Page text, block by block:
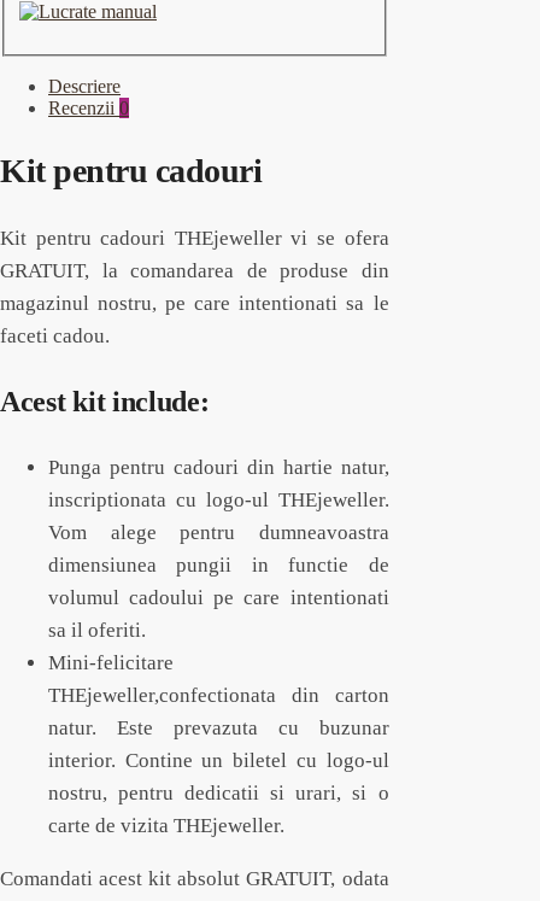
Descriere
Recenzii 0
Kit pentru cadouri
Kit pentru cadouri THEjeweller vi se ofera
GRATUIT, la comandarea de produse din
magazinul nostru, pe care intentionati sa le
faceti cadou.
Acest kit include:
Punga pentru cadouri din hartie natur,
inscriptionata cu logo-ul THEjeweller.
Vom alege pentru dumneavoastra
dimensiunea pungii in functie de
volumul cadoului pe care intentionati
sa il oferiti.
Mini-felicitare
THEjeweller,confectionata din carton
natur. Este prevazuta cu buzunar
interior. Contine un biletel cu logo-ul
nostru, pentru dedicatii si urari, si o
carte de vizita THEjeweller.
Comandati acest kit absolut GRATUIT, odata